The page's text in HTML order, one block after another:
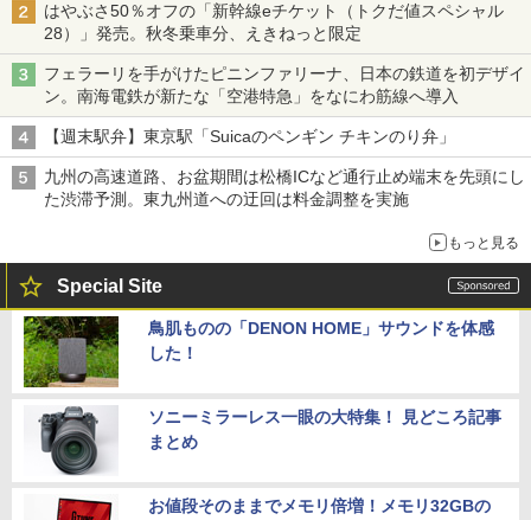
はやぶさ50％オフの「新幹線eチケット（トクだ値スペシャル
28）」発売。秋冬乗車分、えきねっと限定
フェラーリを手がけたピニンファリーナ、日本の鉄道を初デザイ
ン。南海電鉄が新たな「空港特急」をなにわ筋線へ導入
【週末駅弁】東京駅「Suicaのペンギン チキンのり弁」
九州の高速道路、お盆期間は松橋ICなど通行止め端末を先頭にし
た渋滞予測。東九州道への迂回は料金調整を実施
もっと見る
Special Site
鳥肌ものの「DENON HOME」サウンドを体感
した！
ソニーミラーレス一眼の大特集！ 見どころ記事
まとめ
お値段そのままでメモリ倍増！メモリ32GBの